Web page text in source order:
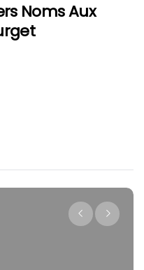
Noms Aux